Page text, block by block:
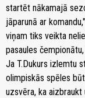
startēt nākamajā
jāparunā ar
viņam tiks veikta
pasaules
Ja T.Dukurs izlemtu
olimpiskās spēles
uzsvēra, ka